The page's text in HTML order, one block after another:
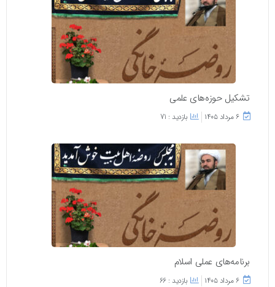
تشکیل حوزه‌های علمی
۶ مرداد ۱۴۰۵ بازدید : 71
برنامه‌های عملی اسلام
۶ مرداد ۱۴۰۵ بازدید : 66